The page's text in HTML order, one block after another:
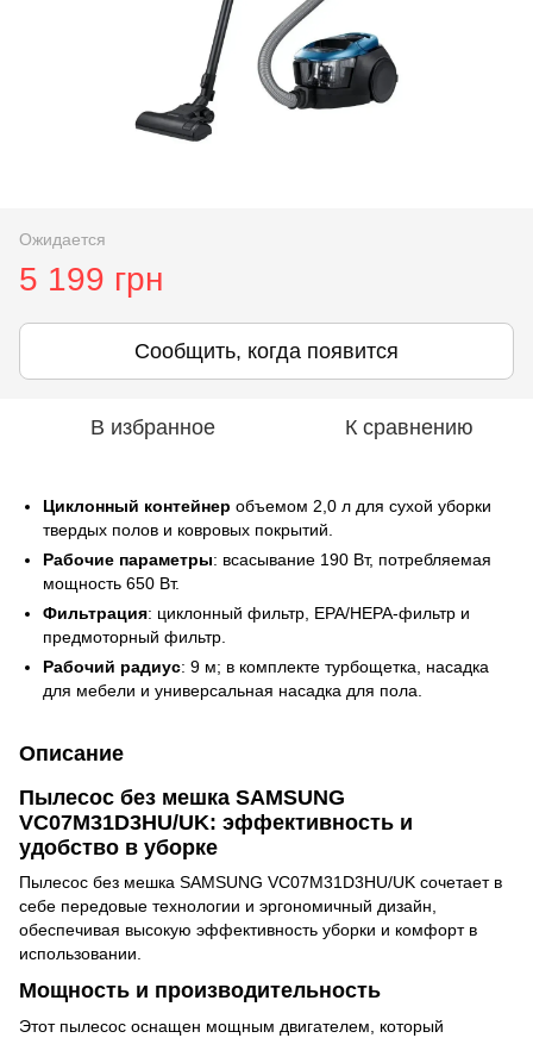
Ожидается
5 199 грн
Сообщить, когда появится
В избранное К сравнению
Циклонный контейнер объемом 2,0 л для сухой уборки
твердых полов и ковровых покрытий.
Рабочие параметры: всасывание 190 Вт, потребляемая
мощность 650 Вт.
Фильтрация: циклонный фильтр, EPA/HEPA-фильтр и
предмоторный фильтр.
Рабочий радиус: 9 м; в комплекте турбощетка, насадка
для мебели и универсальная насадка для пола.
Описание
Пылесос без мешка SAMSUNG
VC07M31D3HU/UK: эффективность и
удобство в уборке
Пылесос без мешка SAMSUNG VC07M31D3HU/UK сочетает в
себе передовые технологии и эргономичный дизайн,
обеспечивая высокую эффективность уборки и комфорт в
использовании.
Мощность и производительность
Этот пылесос оснащен мощным двигателем, который